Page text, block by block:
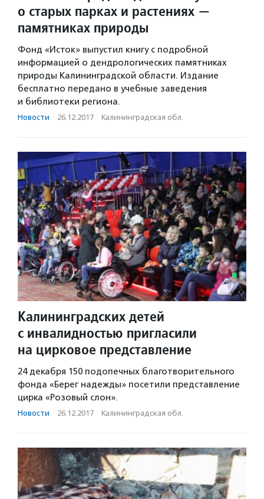
о старых парках и растениях —
памятниках природы
Фонд «Исток» выпустил книгу с подробной
информацией о дендрологических памятниках
природы Калининградской области. Издание
бесплатно передано в учебные заведения
и библиотеки региона.
Новости · 26.12.2017 · Калининградская обл.
Калининградских детей
с инвалидностью пригласили
на цирковое представление
24 декабря 150 подопечных благотворительного
фонда «Берег надежды» посетили представление
цирка «Розовый слон».
Новости · 26.12.2017 · Калининградская обл.